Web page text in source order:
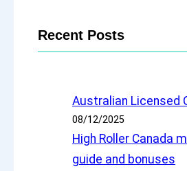
Recent Posts
Australian Licensed
08/12/2025
High Roller Canada
guide and bonuses